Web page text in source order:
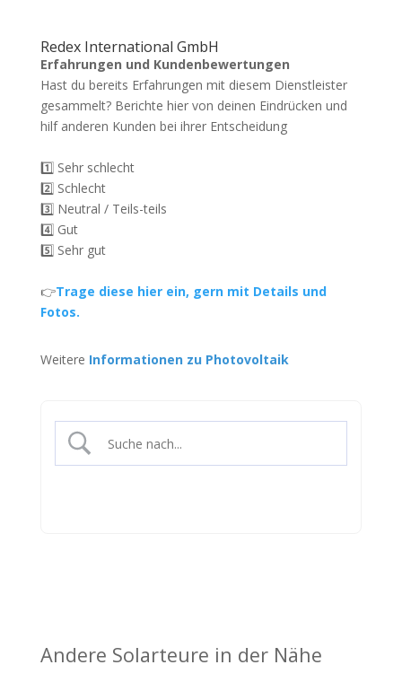
Redex International GmbH
Erfahrungen und Kundenbewertungen
Hast du bereits Erfahrungen mit diesem Dienstleister
gesammelt? Berichte hier von deinen Eindrücken und
hilf anderen Kunden bei ihrer Entscheidung
1️⃣ Sehr schlecht
2️⃣ Schlecht
3️⃣ Neutral / Teils-teils
4️⃣ Gut
5️⃣ Sehr gut
👉Trage diese hier ein, gern mit Details und
Fotos.
Weitere Informationen zu Photovoltaik
Andere Solarteure in der Nähe